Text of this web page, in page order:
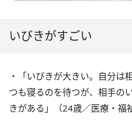
いびきがすごい
・「いびきが大きい。自分は
つも寝るのを待つが、相手の
きがある」（24歳／医療・福